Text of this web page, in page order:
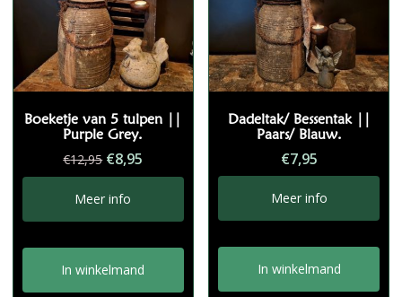
Boeketje van 5 tulpen ||
Purple Grey.
€12,95 Oorspronkelijke
prijs
was:
€12,95.
€8,95
prijs
€8,95.
Meer info
In winkelmand
Dadeltak/ Bessentak ||
Paars/ Blauw.
€7,95
Meer info
In winkelmand